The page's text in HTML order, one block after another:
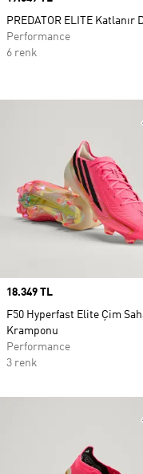
Price
18.349 TL
F50 Hyperfast Elite Çim
Kramponu
Performance
3 renk
PREDATOR ELITE
Performance
6 renk